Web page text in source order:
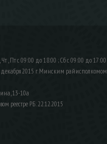
, Пт c 09:00 до 18:00 ; Сб c 09:00 до 17:00
декабря 2015 г. Минским райисполкомом
13-10а
реестре РБ: 22.12.2015